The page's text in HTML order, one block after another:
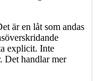
är en låt som andas
explicit. Inte
Det handlar mer